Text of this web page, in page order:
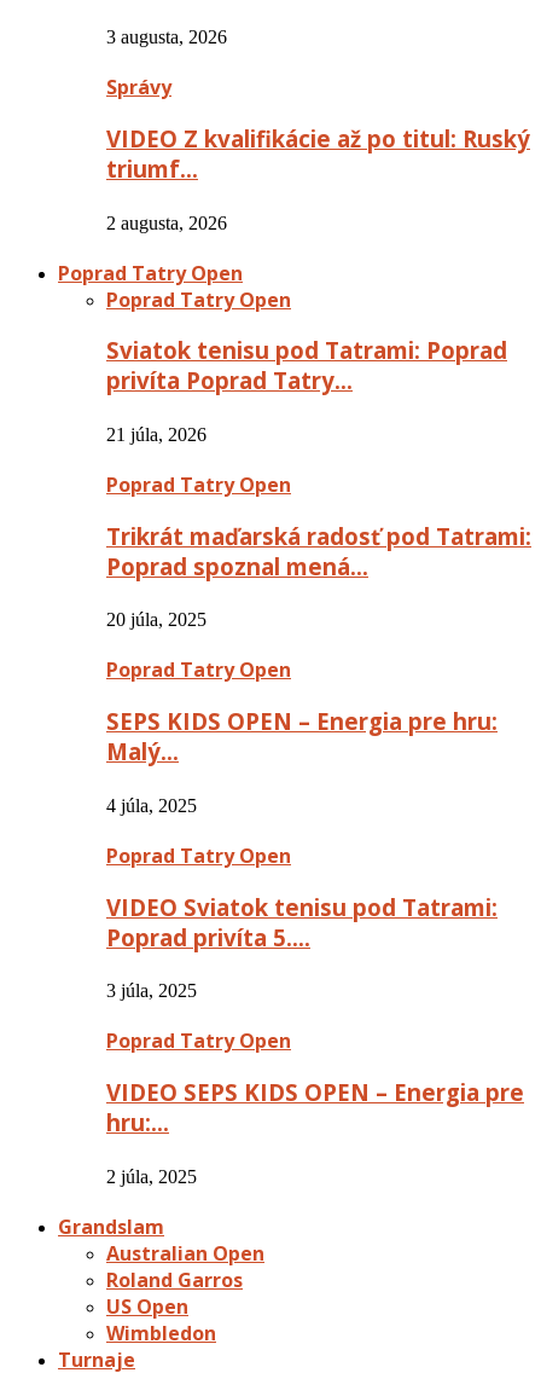
3 augusta, 2026
Správy
VIDEO Z kvalifikácie až po titul: Ruský
triumf…
2 augusta, 2026
Poprad Tatry Open
Poprad Tatry Open
Sviatok tenisu pod Tatrami: Poprad
privíta Poprad Tatry…
21 júla, 2026
Poprad Tatry Open
Trikrát maďarská radosť pod Tatrami:
Poprad spoznal mená…
20 júla, 2025
Poprad Tatry Open
SEPS KIDS OPEN – Energia pre hru:
Malý…
4 júla, 2025
Poprad Tatry Open
VIDEO Sviatok tenisu pod Tatrami:
Poprad privíta 5….
3 júla, 2025
Poprad Tatry Open
VIDEO SEPS KIDS OPEN – Energia pre
hru:…
2 júla, 2025
Grandslam
Australian Open
Roland Garros
US Open
Wimbledon
Turnaje